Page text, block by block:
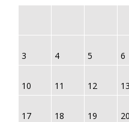
3 4 5 6
10 11 12 13
17 18 19 20